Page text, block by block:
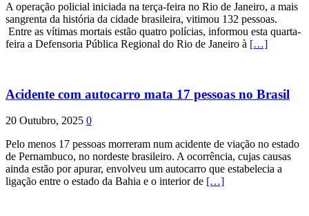
A operação policial iniciada na terça-feira no Rio de Janeiro, a mais
sangrenta da história da cidade brasileira, vitimou 132 pessoas.
Entre as vítimas mortais estão quatro polícias, informou esta quarta-
feira a Defensoria Pública Regional do Rio de Janeiro à […]
Acidente com autocarro mata 17 pessoas no Brasil
20 Outubro, 2025 0
Pelo menos 17 pessoas morreram num acidente de viação no estado
de Pernambuco, no nordeste brasileiro. A ocorrência, cujas causas
ainda estão por apurar, envolveu um autocarro que estabelecia a
ligação entre o estado da Bahia e o interior de […]